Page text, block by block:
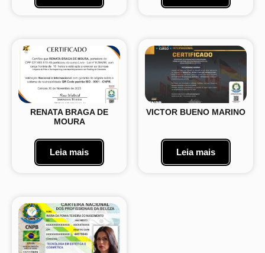
RENATA BRAGA DE
MOURA
Leia mais
VICTOR BUENO MARINO
Leia mais